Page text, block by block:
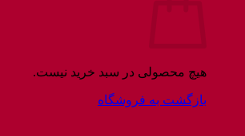
هیچ محصولی در سبد خرید نیست.
بازگشت به فروشگاه